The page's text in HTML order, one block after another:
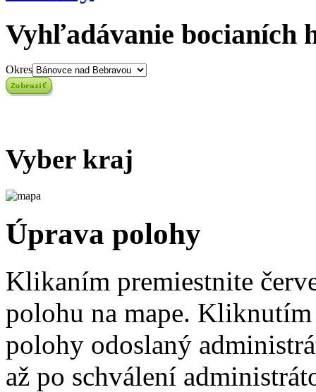
Vyhľadávanie bocianích
Okres
Vyber kraj
Úprava polohy
Klikaním premiestnite
polohu na mape.
polohy odoslaný
až po schválení